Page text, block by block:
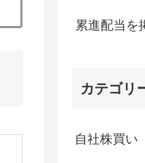
累進配当を
カテゴリ
自社株買い